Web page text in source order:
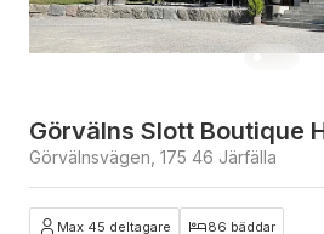
Görvälns Slott Boutique
Görvälnsvägen, 175 46 Järfälla
Max 45 deltagare 86 bäddar